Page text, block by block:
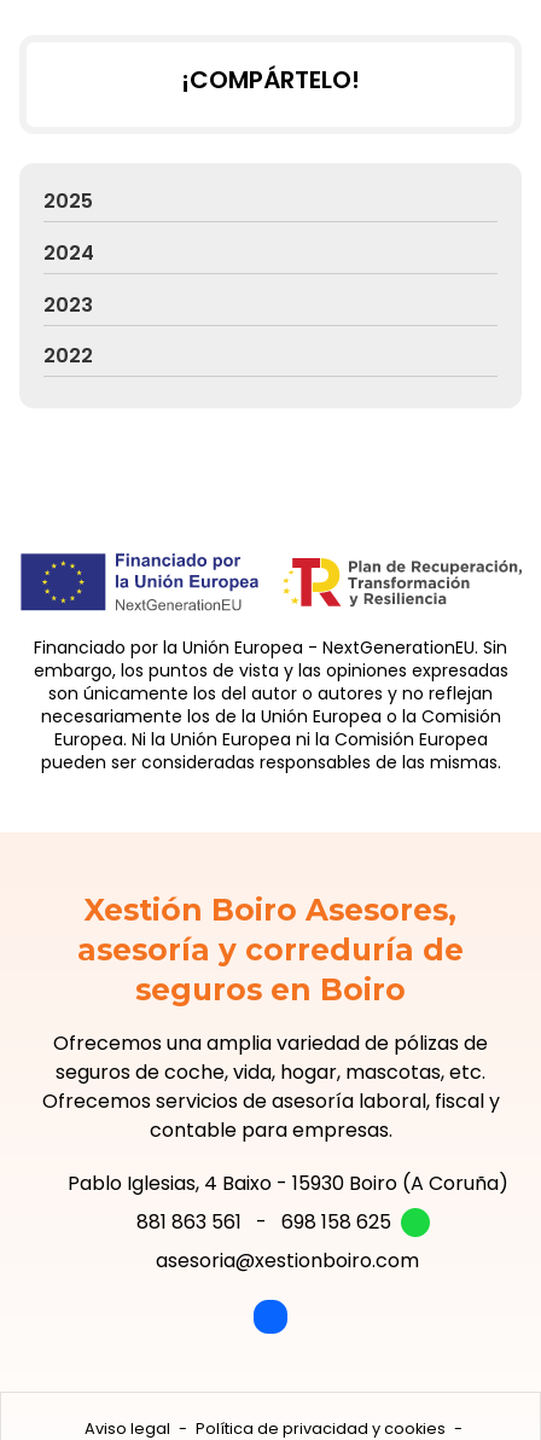
¡COMPÁRTELO!
2025
2024
2023
2022
Financiado por la Unión Europea - NextGenerationEU. Sin
embargo, los puntos de vista y las opiniones expresadas
son únicamente los del autor o autores y no reflejan
necesariamente los de la Unión Europea o la Comisión
Europea. Ni la Unión Europea ni la Comisión Europea
pueden ser consideradas responsables de las mismas.
Xestión Boiro Asesores,
asesoría y correduría de
seguros en Boiro
Ofrecemos una amplia variedad de pólizas de
seguros de coche, vida, hogar, mascotas, etc.
Ofrecemos servicios de asesoría laboral, fiscal y
contable para empresas.
Pablo Iglesias, 4 Baixo - 15930 Boiro (A Coruña)
881 863 561
-
698 158 625
asesoria@xestionboiro.com
Aviso legal - Política de privacidad y cookies -